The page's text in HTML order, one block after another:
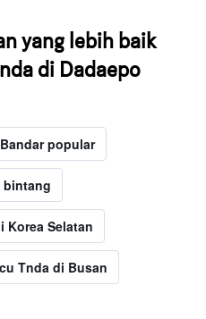
yang lebih baik
di Dadaepo
Bandar popular
bintang
Korea Selatan
Tnda di Busan